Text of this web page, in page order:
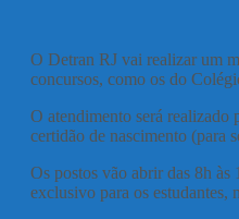
O Detran RJ vai realizar um
concursos, como os do
O atendimento será realizado
certidão de nascimento (para
Os postos vão abrir das 8h às
exclusivo para os estudantes,